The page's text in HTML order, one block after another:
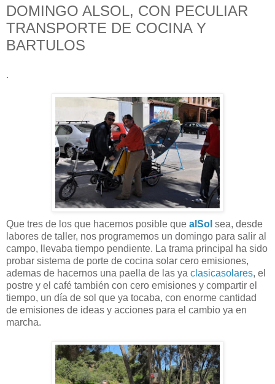
DOMINGO ALSOL, CON PECULIAR
TRANSPORTE DE COCINA Y
BARTULOS
.
Que tres de los que hacemos posible que alSol sea, desde
labores de taller, nos programemos un domingo para salir al
campo, llevaba tiempo pendiente. La trama principal ha sido
probar sistema de porte de cocina solar cero emisiones,
ademas de hacernos una paella de las ya clasicasolares, el
postre y el café también con cero emisiones y compartir el
tiempo, un día de sol que ya tocaba, con enorme cantidad
de emisiones de ideas y acciones para el cambio ya en
marcha.